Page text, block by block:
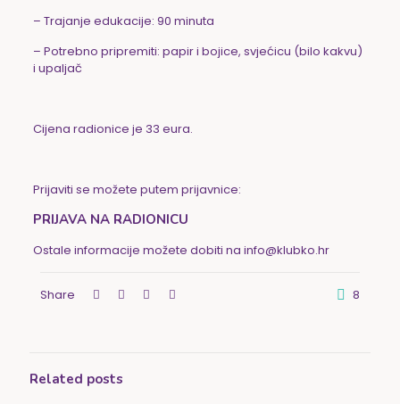
– Trajanje edukacije: 90 minuta
– Potrebno pripremiti: papir i bojice, svjećicu (bilo kakvu)
i upaljač
Cijena radionice je 33 eura.
Prijaviti se možete putem prijavnice:
PRIJAVA NA RADIONICU
Ostale informacije možete dobiti na info@klubko.hr
Share 8
Related posts